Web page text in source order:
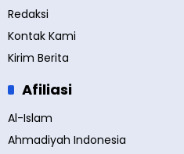
Redaksi
Kontak Kami
Kirim Berita
Afiliasi
Al-Islam
Ahmadiyah Indonesia